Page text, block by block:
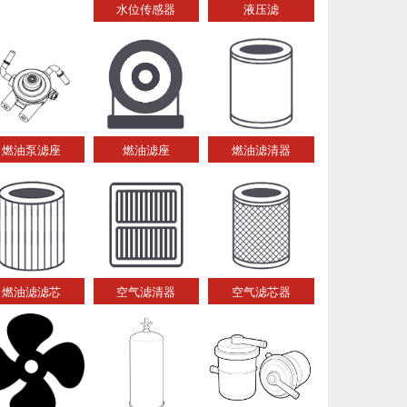
水位传感器 液压滤
燃油泵滤座 燃油滤座 燃油滤清器
燃油滤滤芯 空气滤清器 空气滤芯器